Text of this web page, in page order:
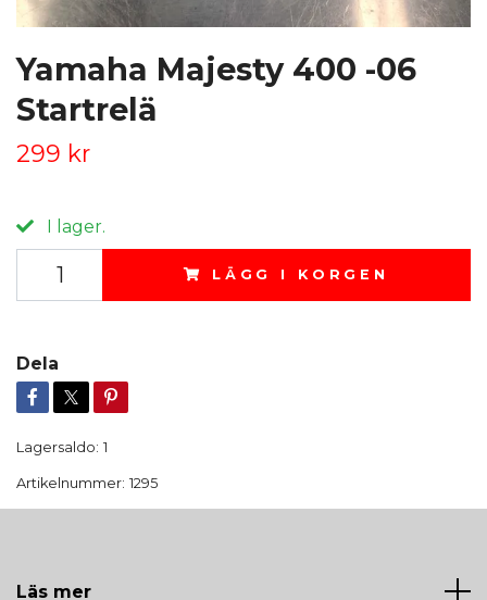
Yamaha Majesty 400 -06
Startrelä
299 kr
I lager.
LÄGG I KORGEN
Dela
Lagersaldo: 1
Artikelnummer: 1295
Läs mer